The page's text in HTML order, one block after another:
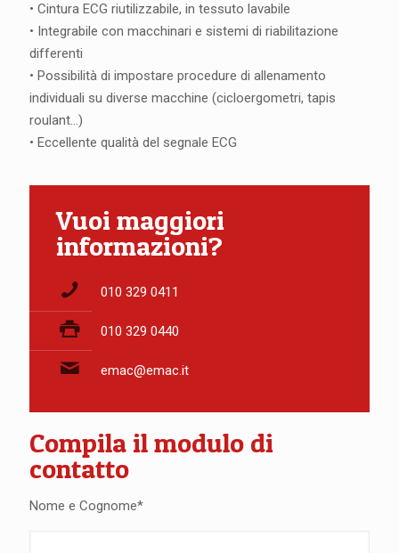
• Cintura ECG riutilizzabile, in tessuto lavabile
• Integrabile con macchinari e sistemi di riabilitazione
differenti
• Possibilità di impostare procedure di allenamento
individuali su diverse macchine (cicloergometri, tapis
roulant...)
• Eccellente qualità del segnale ECG
Vuoi maggiori
informazioni?
010 329 0411
010 329 0440
emac@emac.it
Compila il modulo di
contatto
Nome e Cognome*